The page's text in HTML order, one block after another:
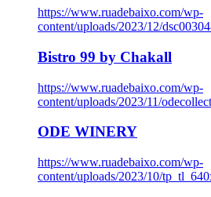
https://www.ruadebaixo.com/wp-
content/uploads/2023/12/
Bistro 99 by Chakall
https://www.ruadebaixo.com/wp-
content/uploads/2023/11/
ODE WINERY
https://www.ruadebaixo.com/wp-
content/uploads/2023/10/